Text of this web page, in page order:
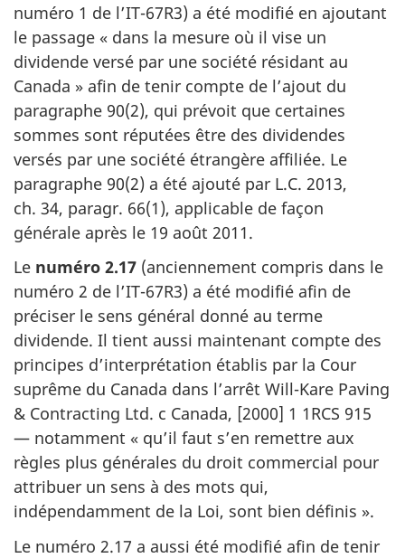
numéro 1 de l’IT-67R3) a été modifié en ajoutant
le passage « dans la mesure où il vise un
dividende versé par une société résidant au
Canada » afin de tenir compte de l’ajout du
paragraphe 90(2), qui prévoit que certaines
sommes sont réputées être des dividendes
versés par une société étrangère affiliée. Le
paragraphe 90(2) a été ajouté par L.C. 2013,
ch. 34, paragr. 66(1), applicable de façon
générale après le 19 août 2011.
Le numéro 2.17 (anciennement compris dans le
numéro 2 de l’IT-67R3) a été modifié afin de
préciser le sens général donné au terme
dividende. Il tient aussi maintenant compte des
principes d’interprétation établis par la Cour
suprême du Canada dans l’arrêt Will-Kare Paving
& Contracting Ltd. c Canada, [2000] 1 1RCS 915
— notamment « qu’il faut s’en remettre aux
règles plus générales du droit commercial pour
attribuer un sens à des mots qui,
indépendamment de la Loi, sont bien définis ».
Le numéro 2.17 a aussi été modifié afin de tenir